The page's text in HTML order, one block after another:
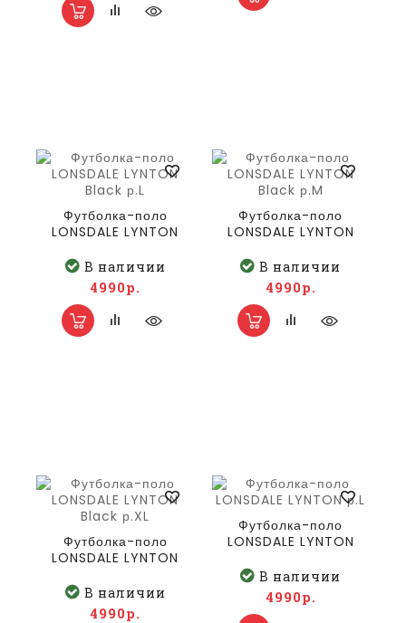
Футболка-поло
LONSDALE LYNTON
В наличии
4990р.
Футболка-поло
LONSDALE LYNTON
В наличии
4990р.
Футболка-поло
LONSDALE LYNTON
В наличии
4990р.
Футболка-поло
LONSDALE LYNTON
В наличии
4990р.